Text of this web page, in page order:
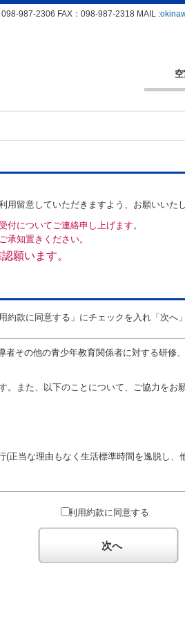
987-2306 FAX：098-987-2318 MAIL :
留意していただきますよう、お願いいたし
についてご連絡申し上げます。
承知置きください。
願います。
款に同意する」にチェックを入れ「次へ
その他の青少年教育関係者に対する研修
。また、以下のことについて、ご協力を
(正当な理由もなく生活標準時間を逸脱し
治教育その他の政治的活動を目的とした利
教教育その他の宗教的活動を目的とした
ピールする活動等)
ナーを守るとともに、他の利用団体の迷惑
利用約款に同意する
次へ